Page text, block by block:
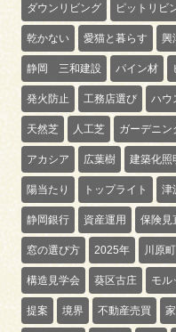
ダウンリビング ピットリビ
乾かない 愛猫と暮らす 興
静岡 三和建設 パイン材
発火防止 工務店選び ハウ
天然芝 人工芝 ガーデニン
アカシア 広葉樹 建築化照
陽当たり トップライト 津
静岡銀行 資産運用 保険見
窓の選び方 2025年 川原町
構造見学会 葵区古庄 モル
提案 境界 不動産売買